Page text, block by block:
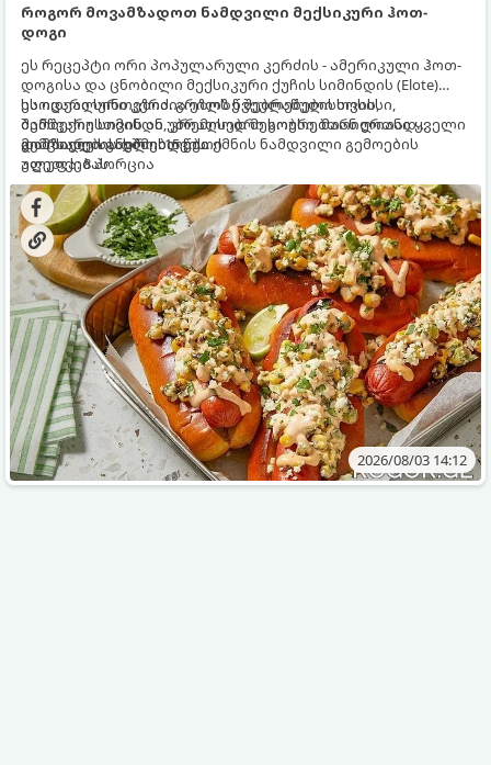
როგორ მოვამზადოთ ნამდვილი მექსიკური ჰოთ-
დოგი
ეს რეცეპტი ორი პოპულარული კერძის - ამერიკული ჰოთ-
დოგისა და ცნობილი მექსიკური ქუჩის სიმინდის (Elote)
საოცარი სინთეზია. გრილზე შებრაწული სოსისი,
შემწვარი სიმინდი, კრემისებრი სოუსი, მარილიანი ყველი
და ცხარე სანელებლები ქმნის ნამდვილი გემოების
აფეთქებას.
ეს იდეალური კერძია ეზოს წვეულებებისთვის,
ბარბექიუსთვის ან უბრალოდ მეგობრებთან ერთად
გემრიელი ვახშმისთვის.
მომზადების დრო: 15 წუთი
ულუფა: 8 პორცია
2026/08/03 14:12